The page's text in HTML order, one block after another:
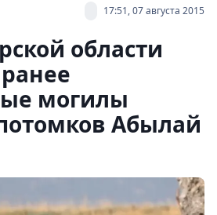
17:51, 07 августа 2015
области
могилы
Абылай